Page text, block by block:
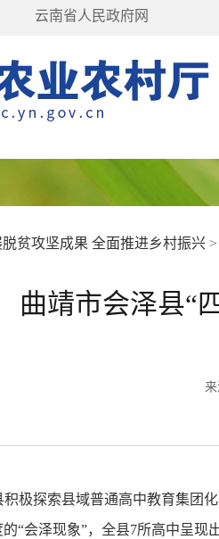
云南省人民政府网
贫攻坚成果 全面推进乡村振兴>
曲靖市会泽县“
积极探索县域普通高中教育集团
“会泽现象”，全县7所高中呈现